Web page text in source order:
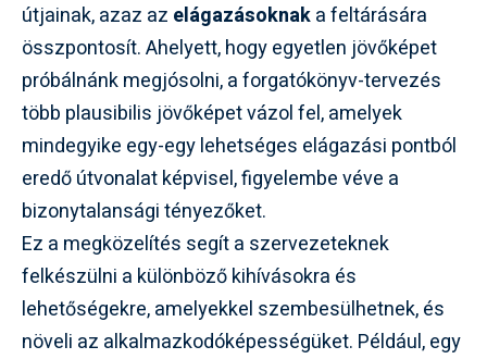
útjainak, azaz az elágazásoknaka feltárására
összpontosít. Ahelyett, hogy egyetlen jövőképet
próbálnánk megjósolni, a forgatókönyv-tervezés
több plausibilis jövőképet vázol fel, amelyek
mindegyike egy-egy lehetséges elágazási pontból
eredő útvonalat képvisel, figyelembe véve a
bizonytalansági tényezőket.
Ez a megközelítés segít a szervezeteknek
felkészülni a különböző kihívásokra és
lehetőségekre, amelyekkel szembesülhetnek, és
növeli az alkalmazkodóképességüket. Például, egy